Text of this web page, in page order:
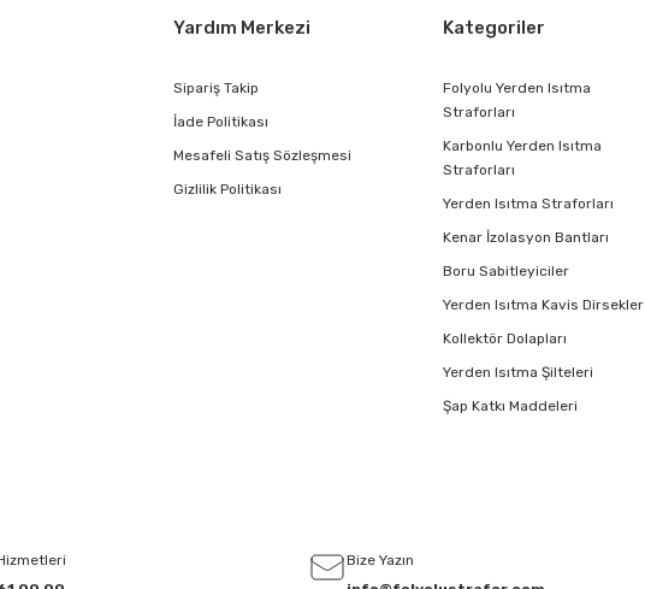
Yardım Merkezi
Sipariş Takip
İade Politikası
Mesafeli Satış Sözleşmesi
Gizlilik Politikası
Kategoriler
Folyolu Yerden Isıtma
Straforları
Karbonlu Yerden Isıtma
Straforları
Yerden Isıtma Straforları
Kenar İzolasyon Bantları
Boru Sabitleyiciler
Yerden Isıtma Kavis Dirsekler
Kollektör Dolapları
Yerden Isıtma Şilteleri
Şap Katkı Maddeleri
Bize Yazın